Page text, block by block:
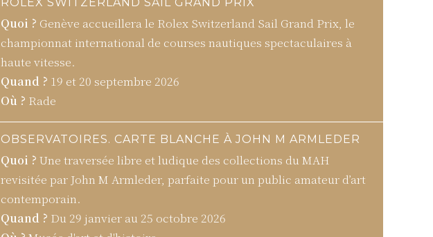
Quoi ?Genève accueillera le Rolex Switzerland Sail Grand Prix, le
championnat international de courses nautiques spectaculaires à
haute vitesse.
Quand ?19 et 20 septembre 2026
Où ?Rade
OBSERVATOIRES. CARTE BLANCHE À JOHN M ARMLEDER
Quoi ?Une traversée libre et ludique des collections du MAH
revisitée par John M Armleder, parfaite pour un public amateur d’art
contemporain.
Quand ?Du 29 janvier au 25 octobre 2026
Où ?Musée d'art et d'histoire